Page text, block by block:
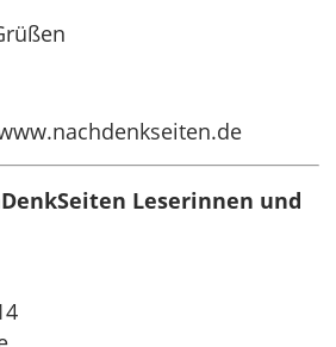
Leserinnen und